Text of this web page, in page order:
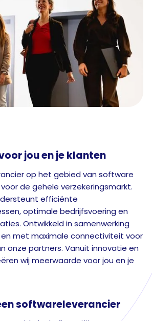
jou en je klanten
op het gebied van software
de gehele verzekeringsmarkt.
efficiënte
optimale bedrijfsvoering en
Ontwikkeld in samenwerking
met maximale connectiviteit voor
onze partners. Vanuit innovatie en
wij meerwaarde voor jou en je
softwareleverancier